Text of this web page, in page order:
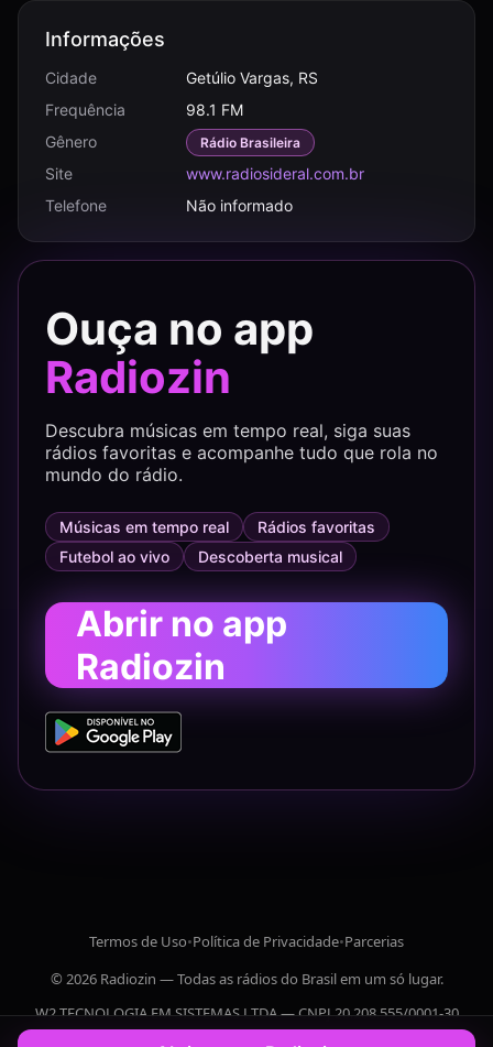
Informações
Cidade
Getúlio Vargas, RS
Frequência
98.1 FM
Gênero
Rádio Brasileira
Site
www.radiosideral.com.br
Telefone
Não informado
Ouça no app
Radiozin
Descubra músicas em tempo real, siga suas
rádios favoritas e acompanhe tudo que rola no
mundo do rádio.
Músicas em tempo real
Rádios favoritas
Futebol ao vivo
Descoberta musical
Abrir no app
Radiozin
Termos de Uso•Política de Privacidade•Parcerias
© 2026 Radiozin — Todas as rádios do Brasil em um só lugar.
W2 TECNOLOGIA EM SISTEMAS LTDA — CNPJ 20.208.555/0001-30